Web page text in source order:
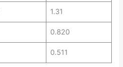
1.31
0.820
0.511